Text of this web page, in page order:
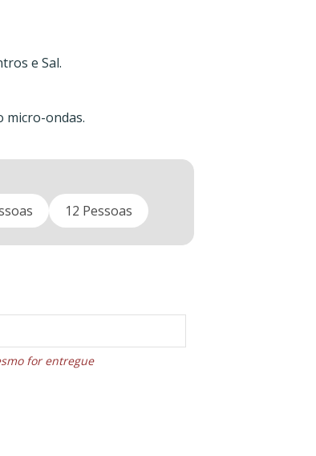
e Sal.
micro-ondas.
12 Pessoas
for entregue